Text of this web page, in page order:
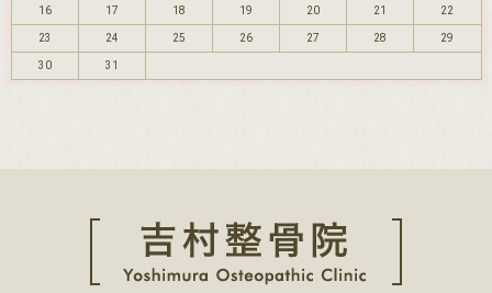
16 17 18 19 20 21 22
23 24 25 26 27 28 29
30 31